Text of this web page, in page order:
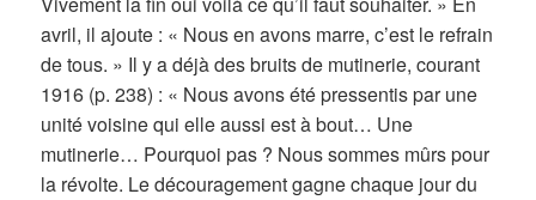
avril, il ajoute : « Nous en avons marre, c’est le refrain
de tous. » Il y a déjà des bruits de mutinerie, courant
1916 (p. 238) : « Nous avons été pressentis par une
unité voisine qui elle aussi est à bout… Une
mutinerie… Pourquoi pas ? Nous sommes mûrs pour
la révolte. Le découragement gagne chaque jour du